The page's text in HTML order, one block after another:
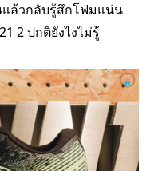
แล้วกลับรู้สึกโฟมแน่น
2 ปกติยังไงไม่รู้